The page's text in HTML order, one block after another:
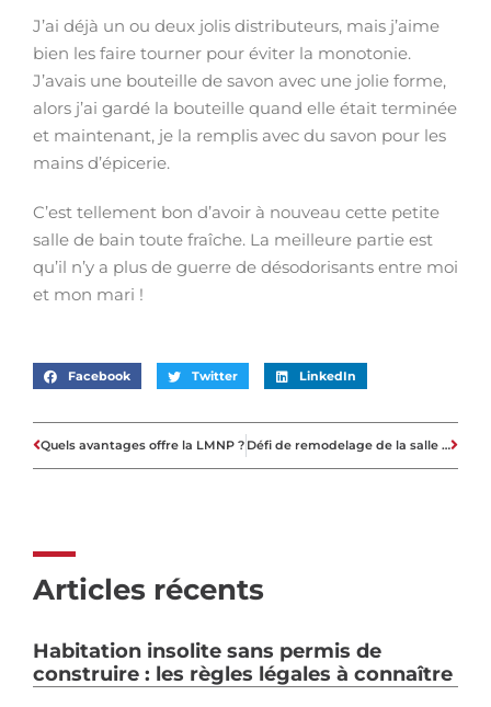
J’ai déjà un ou deux jolis distributeurs, mais j’aime
bien les faire tourner pour éviter la monotonie.
J’avais une bouteille de savon avec une jolie forme,
alors j’ai gardé la bouteille quand elle était terminée
et maintenant, je la remplis avec du savon pour les
mains d’épicerie.
C’est tellement bon d’avoir à nouveau cette petite
salle de bain toute fraîche. La meilleure partie est
qu’il n’y a plus de guerre de désodorisants entre moi
et mon mari !
Facebook Twitter LinkedIn
Quels avantages offre la LMNP ? Défi de remodelage de la salle de bain à 100 euros
Articles récents
Habitation insolite sans permis de
construire : les règles légales à connaître